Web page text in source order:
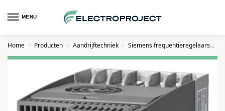
MENU
Home / Producten / Aandrijftechniek / Siemens frequentieregelaars